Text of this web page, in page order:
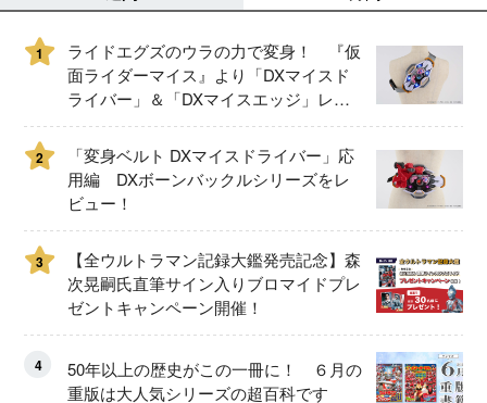
1
ライドエグズのウラの力で変身！ 『仮
面ライダーマイス』より「DXマイスド
ライバー」＆「DXマイスエッジ」レビ
ュー！
2
「変身ベルト DXマイスドライバー」応
用編 DXボーンバックルシリーズをレ
ビュー！
3
【全ウルトラマン記録大鑑発売記念】森
次晃嗣氏直筆サイン入りブロマイドプレ
ゼントキャンペーン開催！
4
50年以上の歴史がこの一冊に！ ６月の
重版は大人気シリーズの超百科です